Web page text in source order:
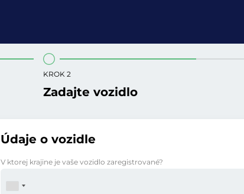
KROK 2
Zadajte vozidlo
Údaje o vozidle
V ktorej krajine je vaše vozidlo zaregistrované?